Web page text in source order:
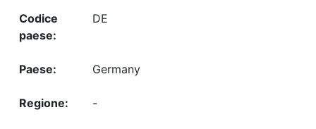
DE
Germany
-